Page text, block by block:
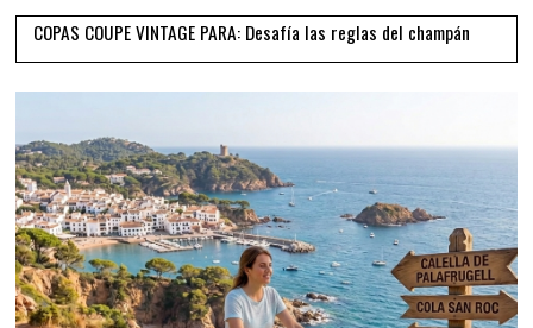
COPAS COUPE VINTAGE PARA: Desafía las reglas del champán